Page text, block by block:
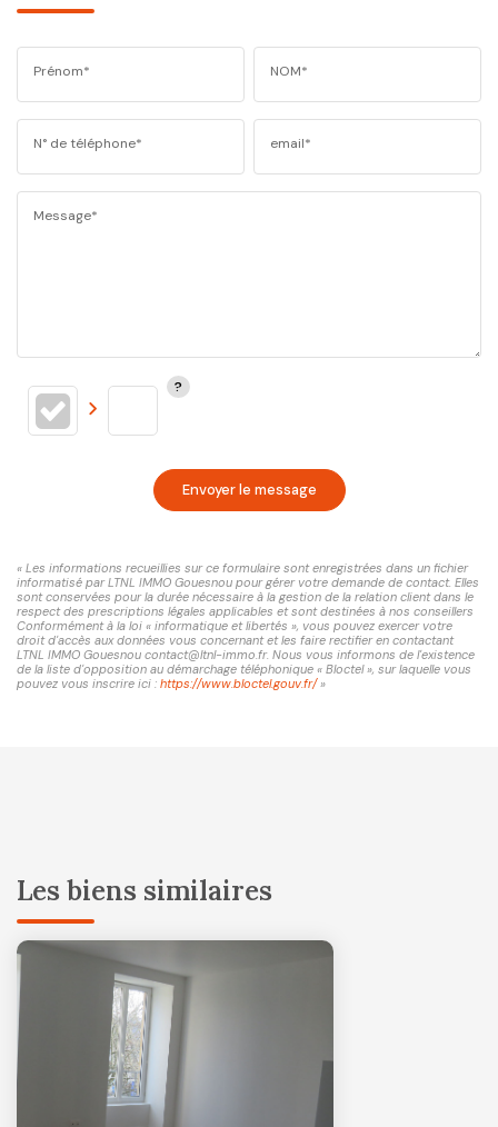
Prénom* NOM*
N° de téléphone* email*
Message*
Envoyer le message
« Les informations recueillies sur ce formulaire sont enregistrées dans un fichier
informatisé par LTNL IMMO Gouesnou pour gérer votre demande de contact. Elles
sont conservées pour la durée nécessaire à la gestion de la relation client dans le
respect des prescriptions légales applicables et sont destinées à nos conseillers
Conformément à la loi « informatique et libertés », vous pouvez exercer votre
droit d'accès aux données vous concernant et les faire rectifier en contactant
LTNL IMMO Gouesnou contact@ltnl-immo.fr. Nous vous informons de l'existence
de la liste d'opposition au démarchage téléphonique « Bloctel », sur laquelle vous
pouvez vous inscrire ici : https://www.bloctel.gouv.fr/»
Les biens similaires